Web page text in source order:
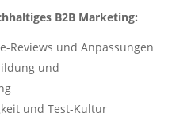
B2B Marketing:
Reviews und Anpassungen
und
und Test-Kultur